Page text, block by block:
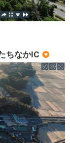
ちなかIC